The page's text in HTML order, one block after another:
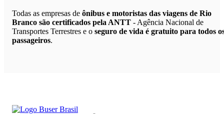
Todas as empresas de ônibus e motoristas das viagens de Rio
Branco são certificados pela ANTT - Agência Nacional de
Transportes Terrestres e o seguro de vida é gratuito para todos
passageiros.